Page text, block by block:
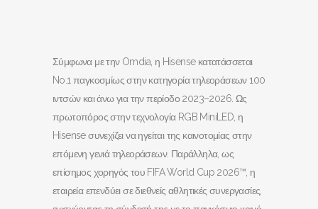
Σύμφωνα με την Omdia, η Hisense κατατάσσεται
No.1 παγκοσμίως στην κατηγορία τηλεοράσεων 100
ιντσών και άνω για την περίοδο 2023–2026. Ως
πρωτοπόρος στην τεχνολογία RGB MiniLED, η
Hisense συνεχίζει να ηγείται της καινοτομίας στην
επόμενη γενιά τηλεοράσεων. Παράλληλα, ως
επίσημος χορηγός του FIFA World Cup 2026™, η
εταιρεία επενδύει σε διεθνείς αθλητικές συνεργασίες,